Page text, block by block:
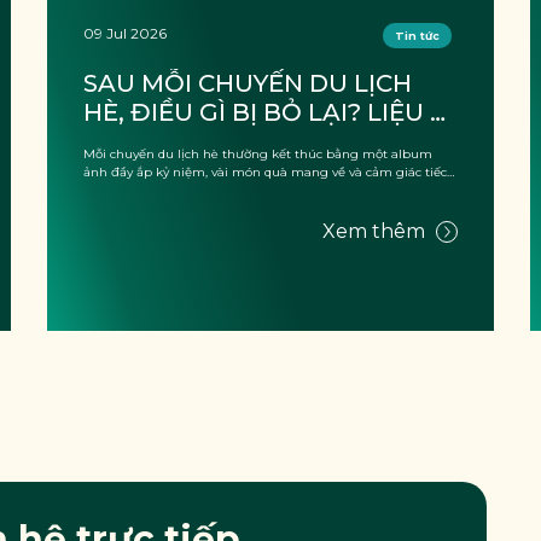
01 Jul 2026 Tin tức
VÌ SAO NHỮNG NGƯỜI SỐNG
ZERO WASTE VẪN "THẤT
THỦ" KHI ĐI DU LỊCH?
😰 Bạn đã từng cảm thấy hơi áy náy khi mua chai nước thứ
ba trong ngày dù bình thường luôn mang bình cá ...
Xem thêm